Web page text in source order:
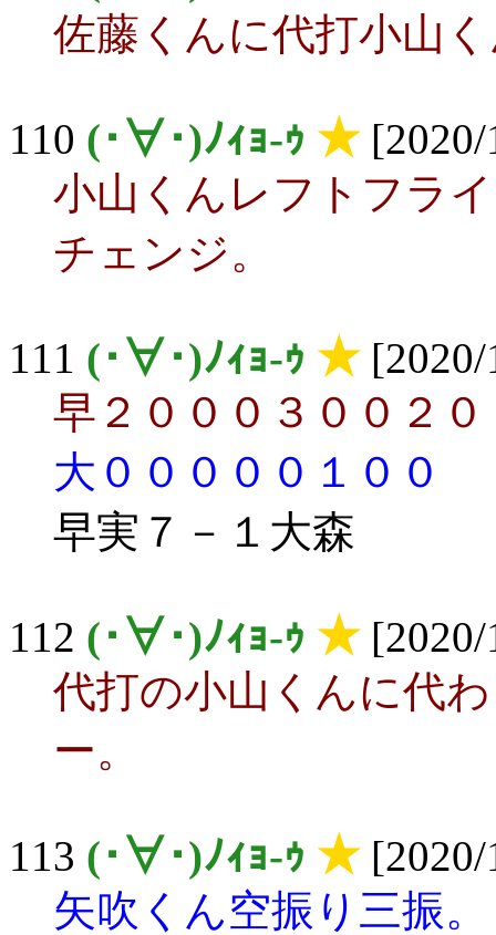
佐藤くんに代打小山
110 (･∀･)ﾉｨｮ-ｩ ★[2020/
小山くんレフトフラ
チェンジ。
111 (･∀･)ﾉｨｮ-ｩ ★[2020/
早２０００３００２０
大０００００１００
早実７－１大森
112 (･∀･)ﾉｨｮ-ｩ ★[2020/
代打の小山くんに代
ー。
113 (･∀･)ﾉｨｮ-ｩ ★[2020/
矢吹くん空振り三振。